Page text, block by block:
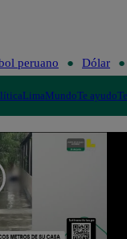
peruano Dólar
LimaMundoTe ayudo